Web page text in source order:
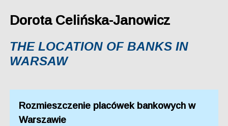
Dorota Celińska-Janowicz
THE LOCATION OF BANKS IN
WARSAW
Rozmieszczenie placówek bankowych w
Warszawie